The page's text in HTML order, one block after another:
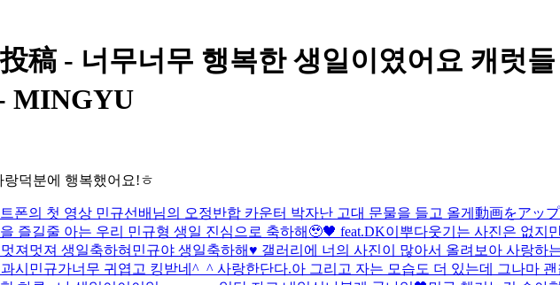
稿 - 너무너무 행복한 생일이였어요 캐럿
MINGYU
덕분에 행복했어요!ㅎ
폰의 첫 영상 민규선배님의 오정반합 카운터 박자난 고대 문물을 들고 올게 動画をアッ
즐길줄 아는 우리 민규형 생일 진심으로 축하해🥹🖤 feat.DK이뿌다웃기는 사진은 없지
져멋져 생일축하혀 민규야 생일축하해♥️ 갤러리에 너의 사진이 많아서 올려보아 사랑하
시민규가너무 귀엽고 킹받네^_^ 사랑한단다.아 그리고 자는 모습도 더 있는데 그나마